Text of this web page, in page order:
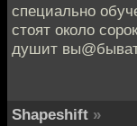
специально
стоят около
душит
Shapeshift »